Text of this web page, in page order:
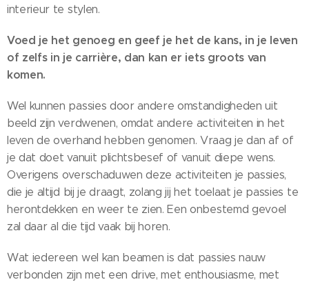
interieur te stylen.
Voed je het genoeg en geef je het de kans, in je leven
of zelfs in je carrière, dan kan er iets groots van
komen.
Wel kunnen passies door andere omstandigheden uit
beeld zijn verdwenen, omdat andere activiteiten in het
leven de overhand hebben genomen. Vraag je dan af of
je dat doet vanuit plichtsbesef of vanuit diepe wens.
Overigens overschaduwen deze activiteiten je passies,
die je altijd bij je draagt, zolang jij het toelaat je passies te
herontdekken en weer te zien. Een onbestemd gevoel
zal daar al die tijd vaak bij horen.
Wat iedereen wel kan beamen is dat passies nauw
verbonden zijn met een drive, met enthousiasme, met